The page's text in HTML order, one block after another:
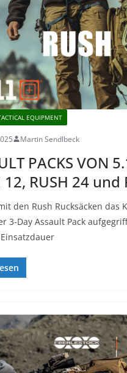
EQUIPMENT
Martin Sendlbeck
PACKS VON
12, RUSH 24 und
den Rush Rucksäcken das
3-Day Assault Pack